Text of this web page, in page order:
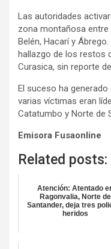
Las autoridades
zona montañosa entre
Belén, Hacarí y
hallazgo de los restos
Curasica, sin reporte
El suceso ha
varias víctimas eran
Catatumbo y Norte de
Emisora Fusaonline
Related posts:
Atención: Atentado
Ragonvalia, Norte de
Santander, deja tres
heridos